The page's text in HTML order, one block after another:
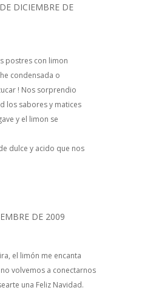
DICIEMBRE DE
postres con limon
condensada o
! Nos sorprendio
los sabores y matices
y el limon se
dulce y acido que nos
DE 2009
el limón me encanta
volvemos a conectarnos
una Feliz Navidad.